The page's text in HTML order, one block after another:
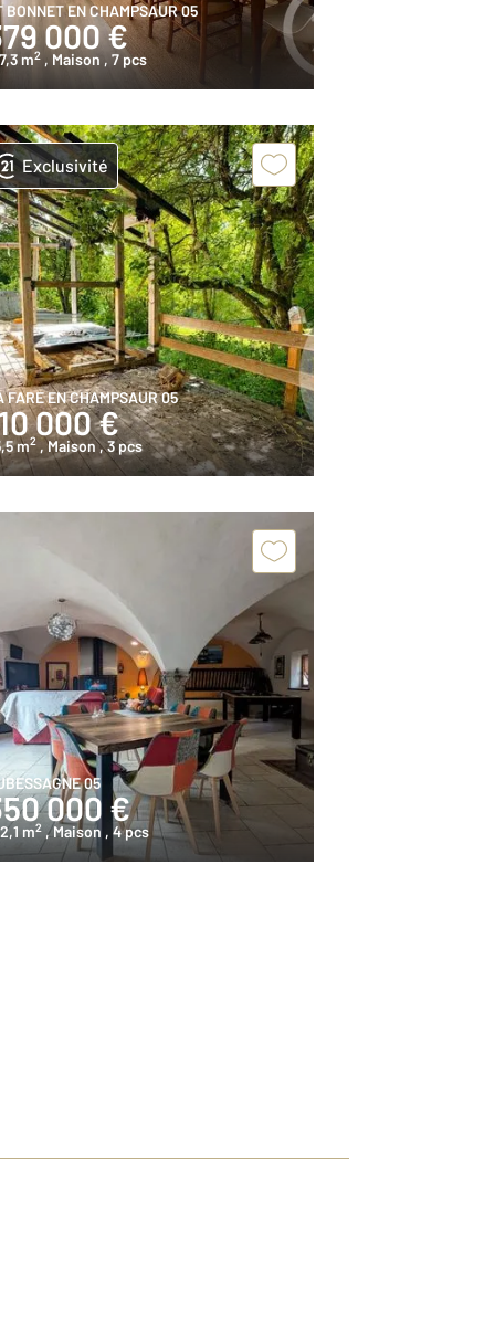
BONNET EN CHAMPSAUR 05
000 €
m2 , Maison , 7 pcs
Exclusivité
FARE EN CHAMPSAUR 05
000 €
m2 , Maison, 3 pcs
05
000 €
m2 , Maison , 4 pcs